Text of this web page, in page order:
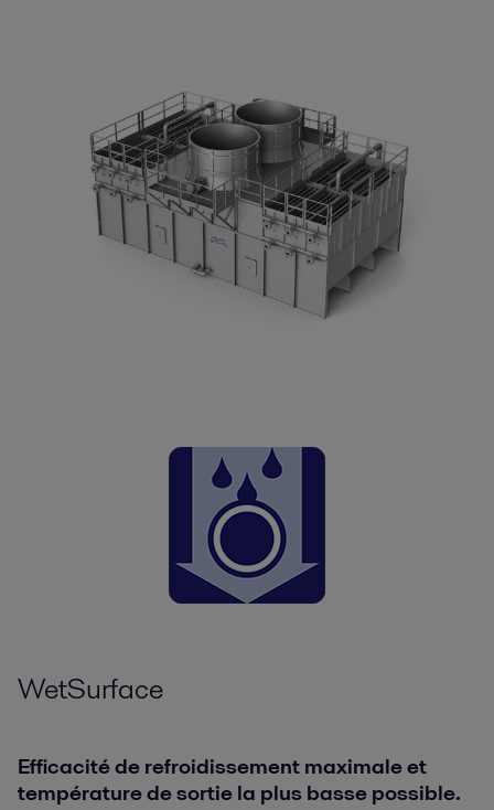
WetSurface
Efficacité de refroidissement maximale et
température de sortie la plus basse possible.